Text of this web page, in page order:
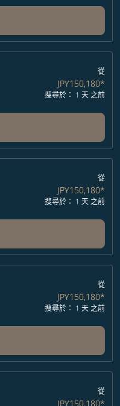
從
JPY150,180*
搜尋於： 1 天 之前
從
JPY150,180*
搜尋於： 1 天 之前
從
JPY150,180*
搜尋於： 1 天 之前
從
JPY150,180*